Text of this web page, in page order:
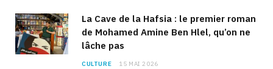
La Cave de la Hafsia : le premier roman
de Mohamed Amine Ben Hlel, qu’on ne
lâche pas
CULTURE 15 MAI 2026